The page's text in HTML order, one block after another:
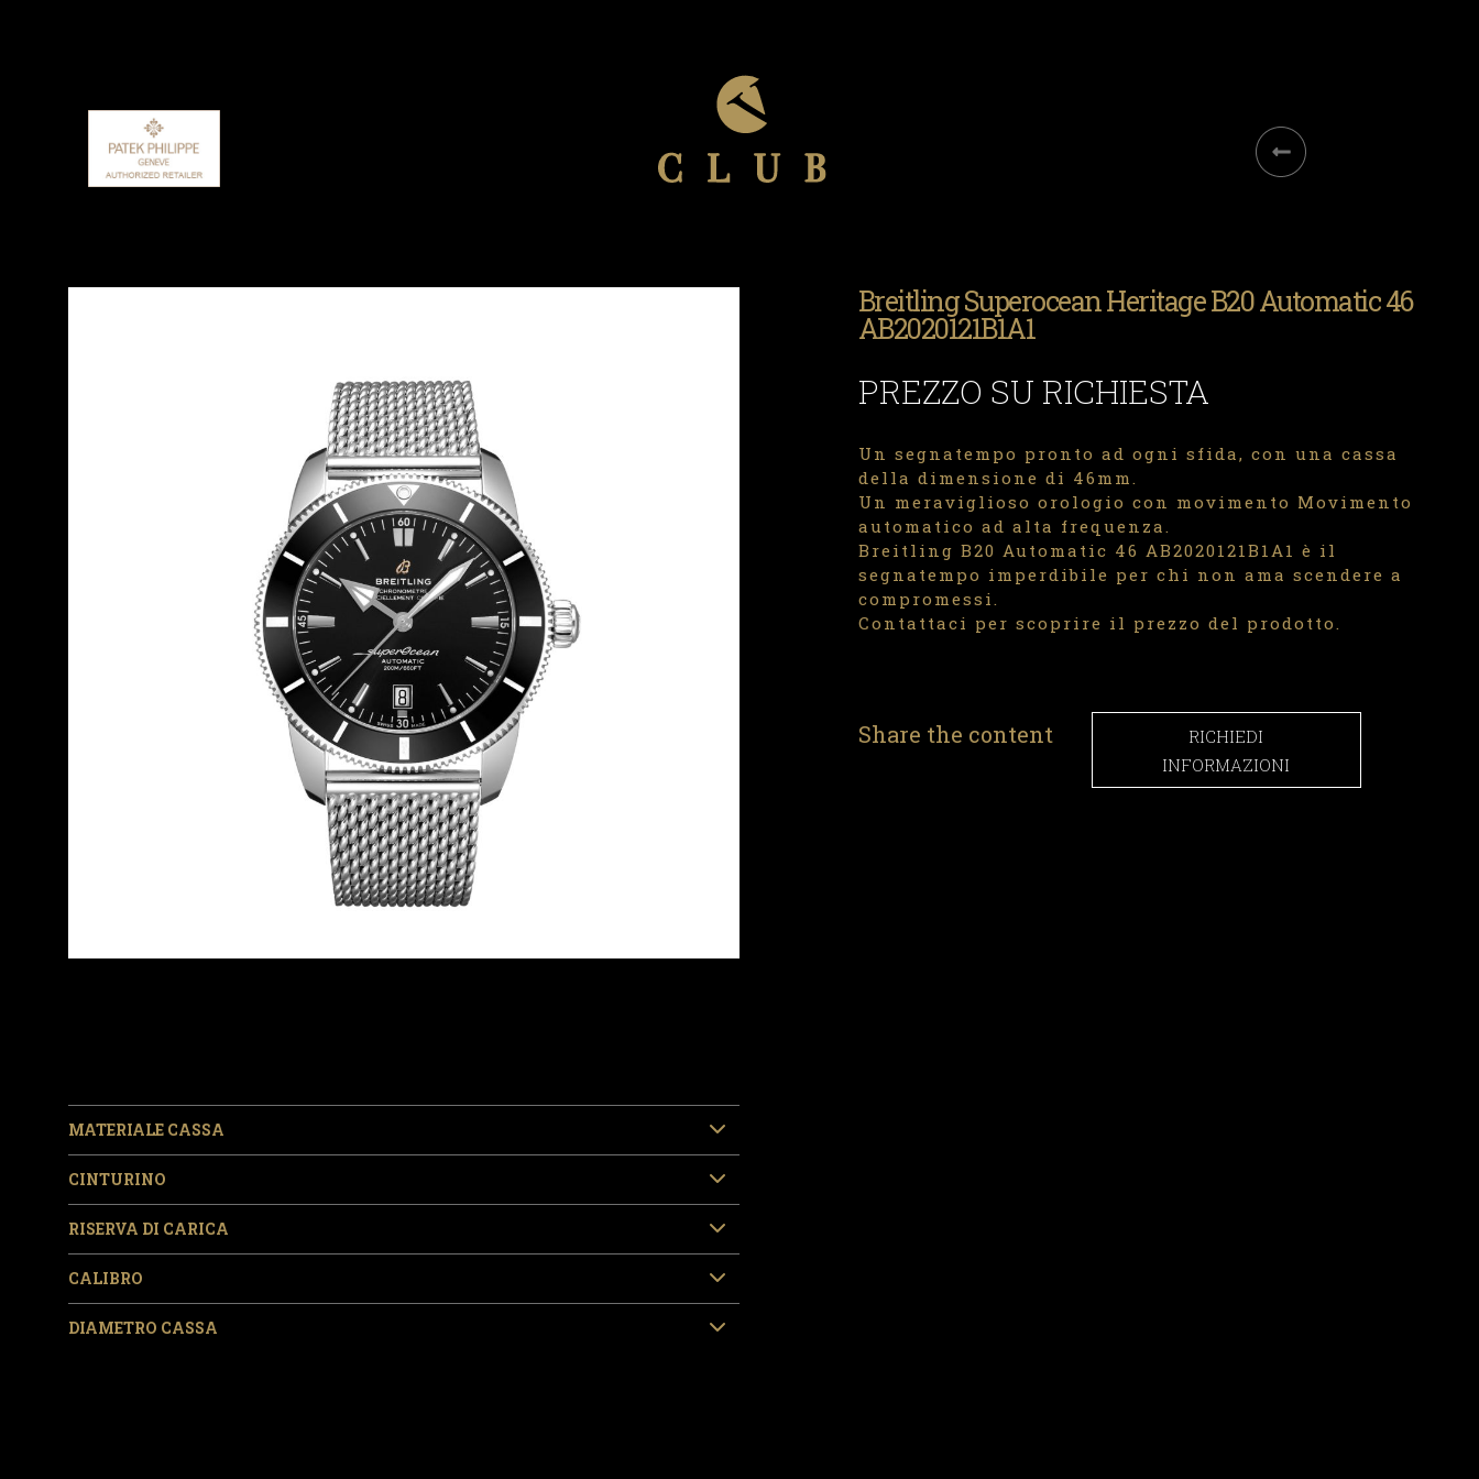
MATERIALE CASSA
CINTURINO
RISERVA DI CARICA
CALIBRO
DIAMETRO CASSA
Breitling Superocean Heritage B20 Automatic 46
AB2020121B1A1
PREZZO SU RICHIESTA
Un segnatempo pronto ad ogni sfida, con una cassa
della dimensione di 46mm.
Un meraviglioso orologio con movimento Movimento
automatico ad alta frequenza.
Breitling B20 Automatic 46 AB2020121B1A1 è il
segnatempo imperdibile per chi non ama scendere a
compromessi.
Contattaci per scoprire il prezzo del prodotto.
Share the content
RICHIEDI
INFORMAZIONI